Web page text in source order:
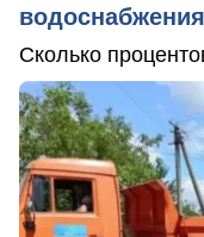
водоснабжения
Сколько